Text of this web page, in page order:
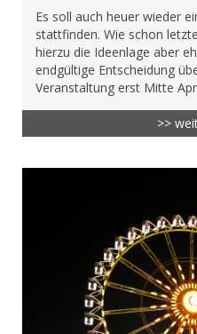
Es soll auch heuer wieder
stattfinden. Wie schon
hierzu die Ideenlage aber
endgültige Entscheidung
Veranstaltung erst Mitte
>>